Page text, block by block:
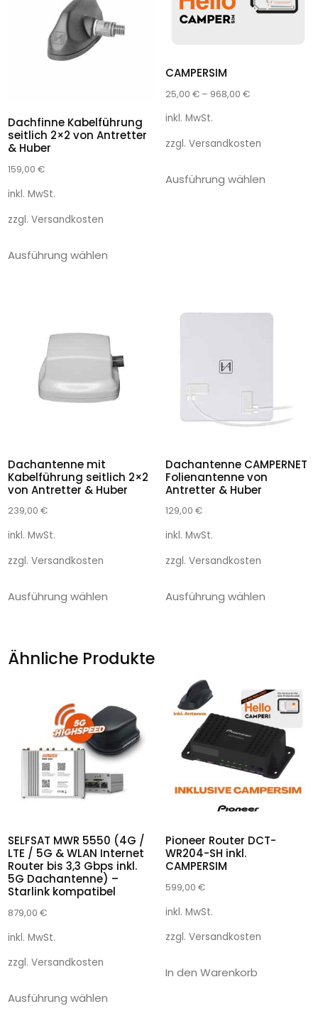
Dachfinne Kabelführung
seitlich 2×2 von Antretter
& Huber
159,00 €
inkl. MwSt.
zzgl. Versandkosten
Ausführung wählen
CAMPERSIM
25,00 €– 968,00 €
inkl. MwSt.
zzgl. Versandkosten
Ausführung wählen
Dachantenne mit
Kabelführung seitlich 2×2
von Antretter & Huber
239,00 €
inkl. MwSt.
zzgl. Versandkosten
Ausführung wählen
Dachantenne CAMPERNET
Folienantenne von
Antretter & Huber
129,00 €
inkl. MwSt.
zzgl. Versandkosten
Ausführung wählen
Ähnliche Produkte
SELFSAT MWR 5550 (4G /
LTE / 5G & WLAN Internet
Router bis 3,3 Gbps inkl.
5G Dachantenne) –
Starlink kompatibel
879,00 €
inkl. MwSt.
zzgl. Versandkosten
Ausführung wählen
Pioneer Router DCT-
WR204-SH inkl.
CAMPERSIM
599,00 €
inkl. MwSt.
zzgl. Versandkosten
In den Warenkorb